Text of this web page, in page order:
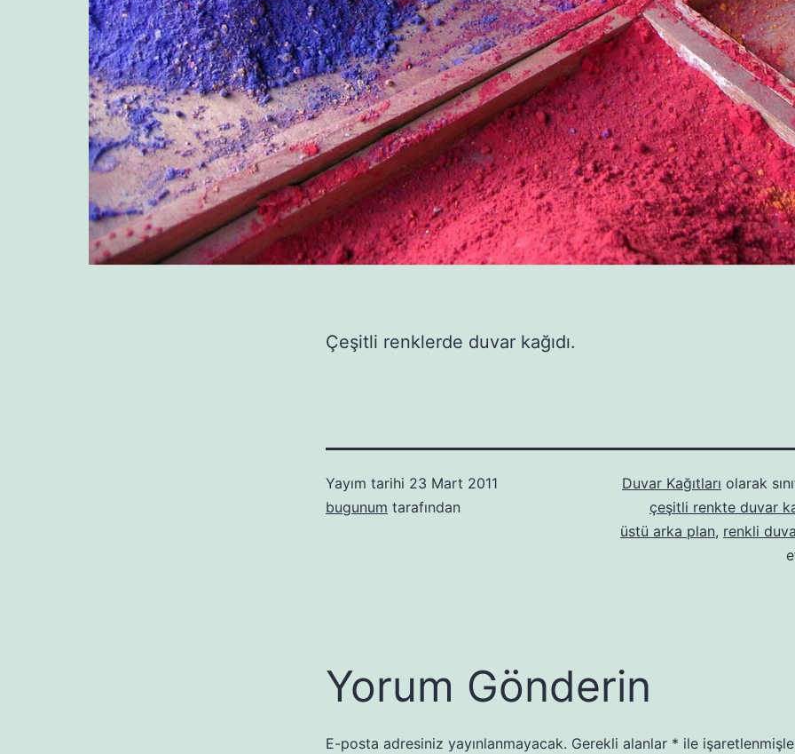
Çeşitli renklerde duvar kağıdı.
Yayım tarihi 23 Mart 2011
bugunum tarafından
Duvar Kağıtları olarak
çeşitli renkte duvar
üstü arka plan, renkli
Yorum Gönderin
E-posta adresiniz yayınlanmayacak. Gerekli alanlar * ile